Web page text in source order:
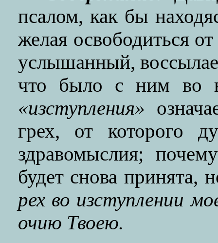
псалом, как бы
желая освободиться
услышанный,
что было с ним во
«изступления»
грех, от которого
здравомыслия;
будет снова принята,
рех во изступлении
очию Твоею.